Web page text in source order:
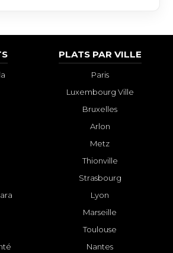
PLATS PAR VILLE
Paris
Luxembourg Ville
Bruxelles
Arlon
Metz
Thionville
Strasbourg
Lyon
Marseille
Toulouse
Nantes